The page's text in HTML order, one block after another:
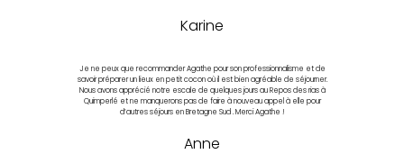
Karine
Je ne peux que recommander Agathe pour son professionnalisme et de
savoir préparer un lieux en petit cocon où il est bien agréable de séjourner.
Nous avons apprécié notre escale de quelques jours au Repos des rias à
Quimperlé et ne manquerons pas de faire à nouveau appel à elle pour
d’autres séjours en Bretagne Sud . Merci Agathe !
Anne